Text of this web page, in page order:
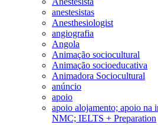
anestesistas
Anesthesiologist
angiografia
Angola
Animação sociocultural
Animação socioeducativa
Animadora Sociocultural
anúncio
apoio
apoio alojamento; apoio na
NMC; IELTS + Preparation